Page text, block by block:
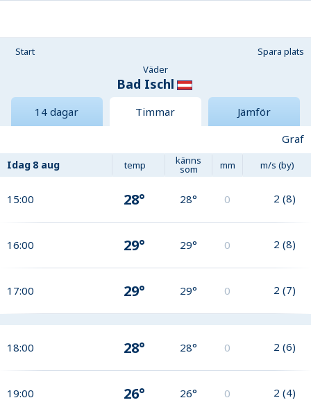
Start
Spara plats
Väder
Bad Ischl
14 dagar Timmar
Jämför
Graf
Idag 8 aug temp känns
som mm m/s (by)
15:00 28° 28° 0 2 (8)
16:00 29° 29° 0 2 (8)
17:00 29° 29° 0 2 (7)
18:00 28° 28° 0 2 (6)
19:00 26° 26° 0 2 (4)